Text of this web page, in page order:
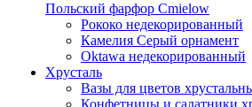
Польский фарфор Сmielow
Рококо недекорированный
Камелия Серый орнамент
Oktawa недекорированный
Хрусталь
Вазы для цветов
Конфетницы и салатники